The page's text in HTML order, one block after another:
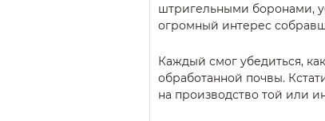
штригельными боронами,
огромный интерес
Каждый смог убедиться,
обработанной почвы.
на производство той или